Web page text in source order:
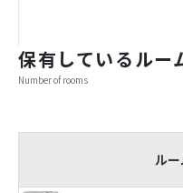
保有しているルー
Number of rooms
ル